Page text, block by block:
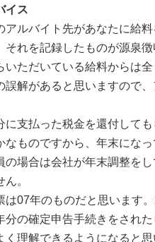
イス
アルバイト先があなたに給
それを記録したものが源泉
いただいている給料からは
誤解があると思いますので
に支払った税金を還付して
なものですから、年末にな
の場合は会社が年末調整を
。
は07年のものだと思います
分の確定申告手続きをされ
理解できるようになると思